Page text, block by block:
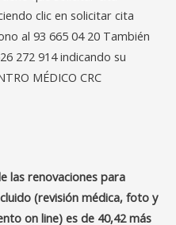
clic en solicitar cita
al 93 665 04 20 También
272 914 indicando su
MÉDICO CRC
las renovaciones para
(revisión médica, foto y
on line) es de 40,42 más